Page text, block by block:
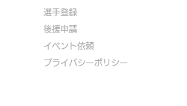
選手登録​
​後援申請
​イベント依頼
プライバシーポリシー